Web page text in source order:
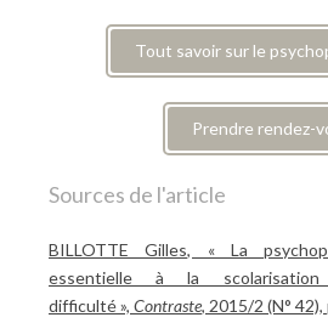
Tout savoir sur le
Prendre rendez-
Sources de l'article
BILLOTTE Gilles, « La
essentielle à la
difficulté », Contraste, 2015/2 (N°